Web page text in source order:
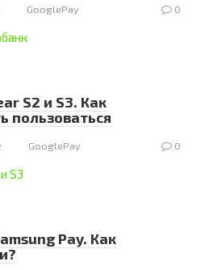
GooglePay 0
S2 и S3. Как
пользоваться
GooglePay 0
Pay. Как